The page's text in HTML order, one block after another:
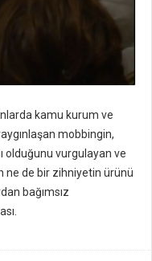
kamu kurum ve
mobbingin,
olduğunu vurgulayan ve
ne de bir zihniyetin ürünü
bağımsız